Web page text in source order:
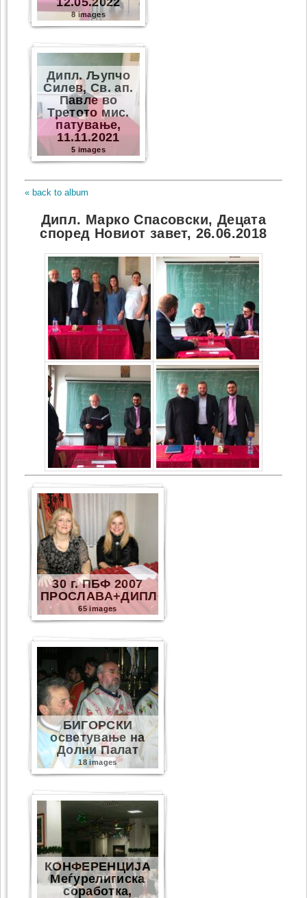
8 images
Дипл. Љупчо
Силев, Св. ап.
Павле во
Третото мис.
патување,
11.11.2021
5 images
« back to album
Дипл. Марко Спасовски, Децата
според Новиот завет, 26.06.2018
30 г. ПБФ 2007
ПРОСЛАВА+ДИПЛОМИ
65 images
БИГОРСКИ
осветување на
Долни Палат
18 images
КОНФЕРЕНЦИЈА
Меѓурелигиска
соработка,